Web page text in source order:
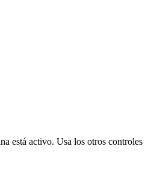
está activo. Usa los otros controles